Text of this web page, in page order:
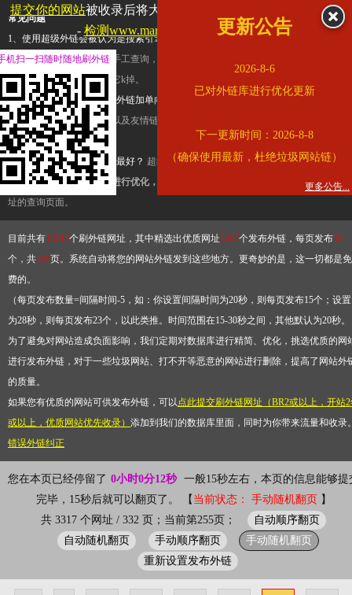
常见问题
1、使用超级外链会被认为是搜索引擎优化作弊吗？ 超级外链只是一个简便而集成
查询工具，模拟的是正常手工查询，不是作弊。如果是作弊，那您可以使用超级外
推广竞争对手的网址，让它k掉。
2、网站优化单纯依靠超级外链加单向链接可行吗？
链，需要结合普通的外链以及友情链接，您可以到站长论坛发布外链，到友情链接
台交换友情链接。
3、如何使用超级外链效果最好？ 超级外链不同于普通的外链，它是动态的链接，
有频繁使用超级外链工具进行优化，才能获得稳定的外链
，最终使搜索引擎收录带
址的查询页面。
目前共有13212个刷外链网址，其中精选出优质网址3317个发布外链，每页发布10
个，共332页。系统自动将您的网站外链发到这些地方。更奇妙的是，这一切都是免
费的。
（每页发布数量=间隔时间-5，如：你设置间隔时间为20秒，则每页发布15个；设置
为28秒，则每页发布23个，以此类推。时间范围在15-30秒之间，其他默认为20秒
为了避免对网站造成负面影响，我们定期对数据库进行精简、优化，挑选优质的网
进行发布外链，对于一些垃圾网站、打不开等恶意的网站进行删除，提高了网站外
的质量。
如果您有优质的网站可供发布外链，可以点此提交刷外链网址（BR2或以上，开站
或以上，优质网站优先收录） 添加到我们的数据库里面，同时为你带来流量和收录
错误外链纠正
您在本页已经停留了 0小时0分12秒 一般15秒左右，本页的信息能够提
完毕，15秒后就可以翻页了。 【 当前状态： 手动随机翻页 】
共 3317 个网址 / 332 页；当前第255页；
自动顺序翻页
自动随机翻页
手动顺序翻页
手动随机翻页
重新设置发布外链
提交你的网站被收录后将大幅提升流量和外链，
查看展示页面
- 检测www.marriott.com.cn是否收录
更新公告
2026-8-6
已对外链库进行优化更新
下一更新时间：2026-8-8
（确保使用最新，杜绝垃圾网站链）
更多公告...
机扫一扫随时随地刷外链